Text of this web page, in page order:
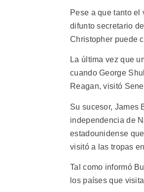
Pese a que tanto el
difunto secretario
Christopher puede
La última vez que
cuando George
Reagan, visitó
Su sucesor, James
independencia de
estadounidense
visitó a las tropas
Tal como informó
los países que